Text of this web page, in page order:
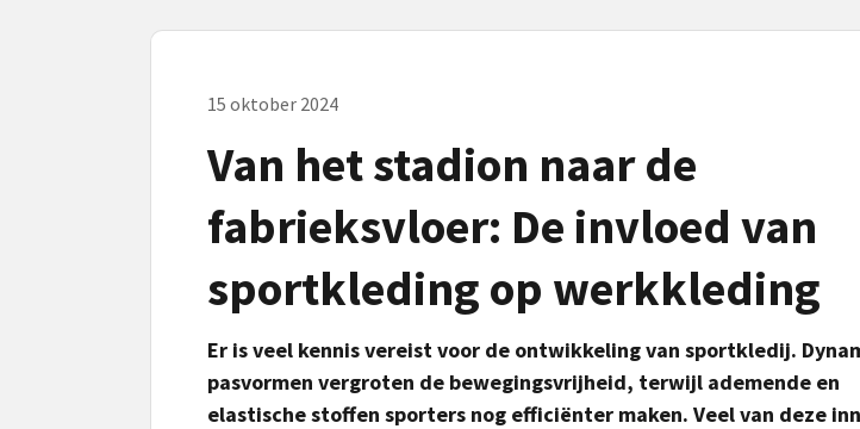
15 oktober 2024
Van het stadion naar de
fabrieksvloer: De invloed van
sportkleding op werkkleding
Er is veel kennis vereist voor de ontwikkeling van sportkledij.
pasvormen vergroten de bewegingsvrijheid, terwijl ademende en
elastische stoffen sporters nog efficiënter maken. Veel van deze